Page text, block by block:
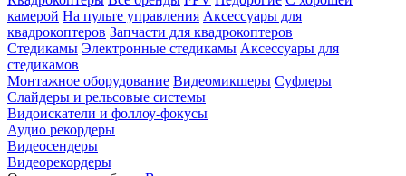
камерой На пульте управления Аксессуары для
квадрокоптеров Запчасти для квадрокоптеров
Стедикамы Электронные стедикамы Аксессуары для
стедикамов
Монтажное оборудование Видеомикшеры Суфлеры
Слайдеры и рельсовые системы
Видоискатели и фоллоу-фокусы
Аудио рекордеры
Видеосендеры
Видеорекордеры